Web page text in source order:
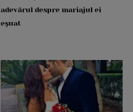
adevărul despre mariajul ei
eșuat